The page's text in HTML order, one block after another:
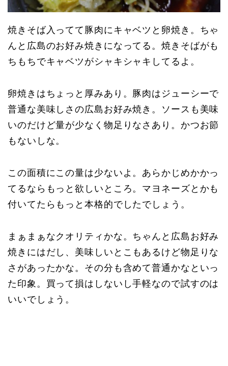
焼きそば入ってて豚肉にキャベツと卵焼き。ちゃ
んと広島のお好み焼きになってる。焼きそばがも
ちもちでキャベツがシャキシャキしてるよ。
卵焼きはちょっと厚みあり。豚肉はジューシーで
普通な美味しさの広島お好み焼き。ソースも美味
いのだけど量が少なく物足りなさあり。かつお節
もないしな。
この面積にこの量は少ないよ。あらかじめかかっ
てるならもっと欲しいところ。マヨネーズとかも
付いてたらもっと本格的でしたでしょう。
まぁまぁなクオリティかな。ちゃんと広島お好み
焼きにはだし、美味しいとこもあるけど物足りな
さがあったかな。その分も含めて普通かなといっ
た印象。買って損はしないし手軽なので試すのは
いいでしょう。